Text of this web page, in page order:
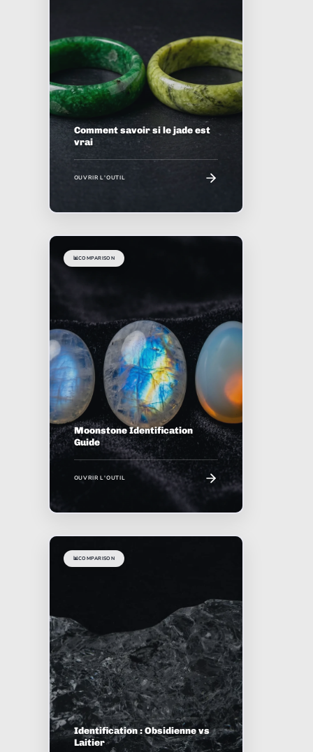
Comment savoir si le jade est
vrai
OUVRIR L'OUTIL
📊COMPARISON
Moonstone Identification
Guide
OUVRIR L'OUTIL
📊COMPARISON
Identification : Obsidienne vs
Laitier